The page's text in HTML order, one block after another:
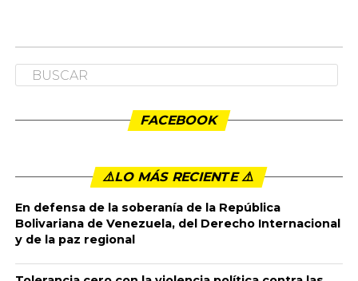
TITULARES
VICEPRESIDENTE DEL SENADO RECHAZO
LOS ACTOS VANDÁLICOS Y EL TOQUE
DE QUEDA IMPUESTO EN CALI.
VICEPRESIDENTE DEL SENADO RECHAZO LOS ACTOS
VANDÁLICOS Y EL TOQUE DE QUEDA IMPUESTO EN
CALI.
By admin